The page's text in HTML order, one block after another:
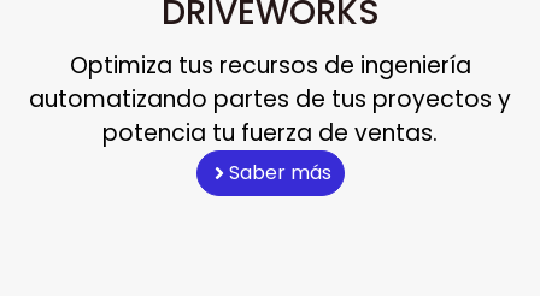
DRIVEWORKS
Optimiza tus recursos de ingeniería
automatizando partes de tus proyectos y
potencia tu fuerza de ventas.
Saber más